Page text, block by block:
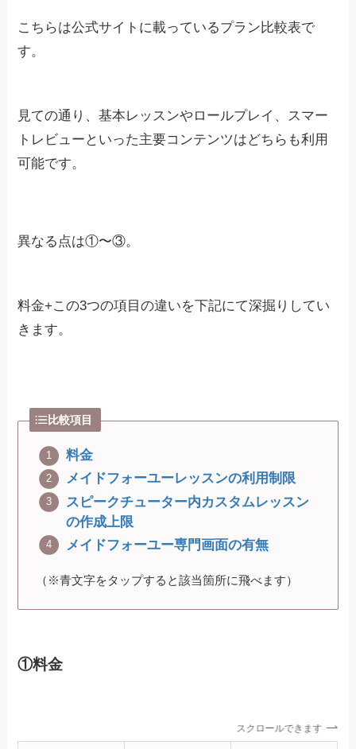
こちらは公式サイトに載っているプラン比較表で
す。
見ての通り、基本レッスンやロールプレイ、スマー
トレビューといった主要コンテンツはどちらも利用
可能です。
異なる点は①〜③。
料金+この3つの項目の違いを下記にて深掘りしてい
きます。
比較項目
料金
メイドフォーユーレッスンの利用制限
スピークチューター内カスタムレッスン
の作成上限
メイドフォーユー専門画面の有無
（※青文字をタップすると該当箇所に飛べます）
①料金
スクロールできます